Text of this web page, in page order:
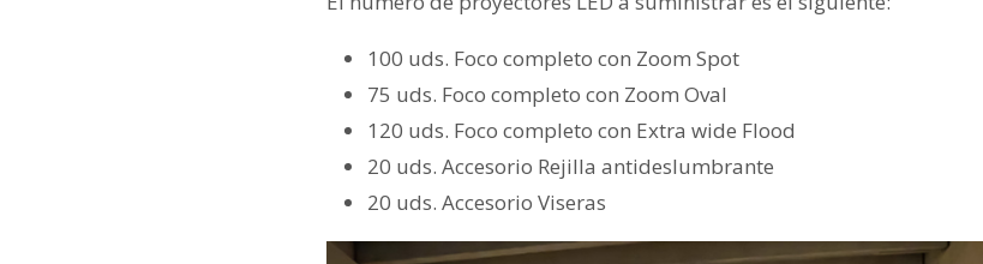
100 uds. Foco completo con Zoom Spot
75 uds. Foco completo con Zoom Oval
120 uds. Foco completo con Extra wide Flood
20 uds. Accesorio Rejilla antideslumbrante
20 uds. Accesorio Viseras